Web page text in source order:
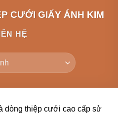
CƯỚI GIẤY ÁNH KIM
HỆ
dòng thiệp cưới cao cấp sử